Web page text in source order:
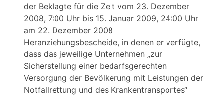
der Beklagte für die Zeit vom 23. Dezember
2008, 7:00 Uhr bis 15. Januar 2009, 24:00 Uhr
am 22. Dezember 2008
Heranziehungsbescheide, in denen er verfügte,
dass das jeweilige Unternehmen „zur
Sicherstellung einer bedarfsgerechten
Versorgung der Bevölkerung mit Leistungen der
Notfallrettung und des Krankentransportes“